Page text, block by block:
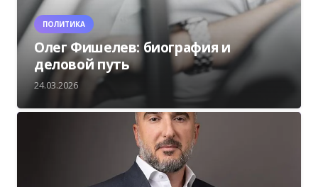
ПОЛИТИКА
Олег Фишелев: биография и
деловой путь
24.03.2026